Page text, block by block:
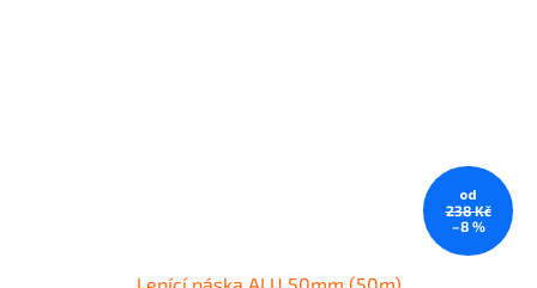
od
238 Kč
–8 %